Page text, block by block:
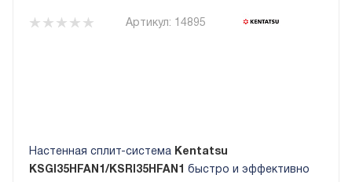
Артикул: 14895
Настенная сплит-система Kentatsu
KSGI35HFAN1/KSRI35HFAN1 быстро и эффективно